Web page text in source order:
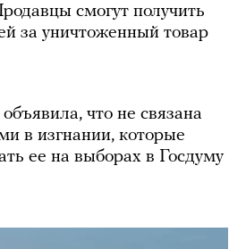
смогут получить
за уничтоженный товар
что не связана
в изгнании, которые
ее на выборах в Госдуму